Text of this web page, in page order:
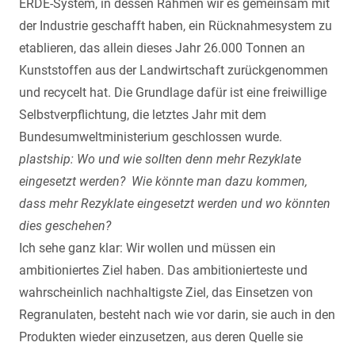
ERDE-System, in dessen Rahmen wir es gemeinsam mit
der Industrie geschafft haben, ein Rücknahmesystem zu
etablieren, das allein dieses Jahr 26.000 Tonnen an
Kunststoffen aus der Landwirtschaft zurückgenommen
und recycelt hat. Die Grundlage dafür ist eine freiwillige
Selbstverpflichtung, die letztes Jahr mit dem
Bundesumweltministerium geschlossen wurde.
plastship: Wo und wie sollten denn mehr Rezyklate
eingesetzt werden? Wie könnte man dazu kommen,
dass mehr Rezyklate eingesetzt werden und wo könnten
dies geschehen?
Ich sehe ganz klar: Wir wollen und müssen ein
ambitioniertes Ziel haben. Das ambitionierteste und
wahrscheinlich nachhaltigste Ziel, das Einsetzen von
Regranulaten, besteht nach wie vor darin, sie auch in den
Produkten wieder einzusetzen, aus deren Quelle sie